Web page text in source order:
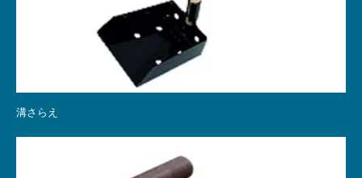
溝さらえ